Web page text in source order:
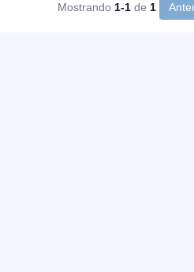
Mostrando 1-1 de 1